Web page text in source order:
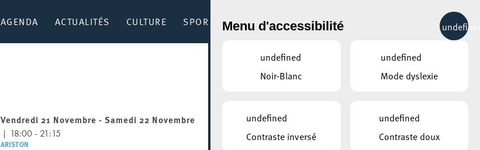
AGENDA ACTUALITÉS CULTURE SPORT & RÉCRÉATION MOBILITÉ
Vendredi 21 Novembre - Samedi 22 Novembre
18:00 - 21:15
ARISTON
AUTRES ÉVÉNEMENTS
MOSAÏQUE CLUB – CLUB SENIOR À
Atelier de cuisine :
Rouleaux de printemps
22°C
Menu d'accessibilité
undefined
Noir-Blanc
undefined
Mode dyslexie
undefined
Contraste inversé
undefined
Contraste doux